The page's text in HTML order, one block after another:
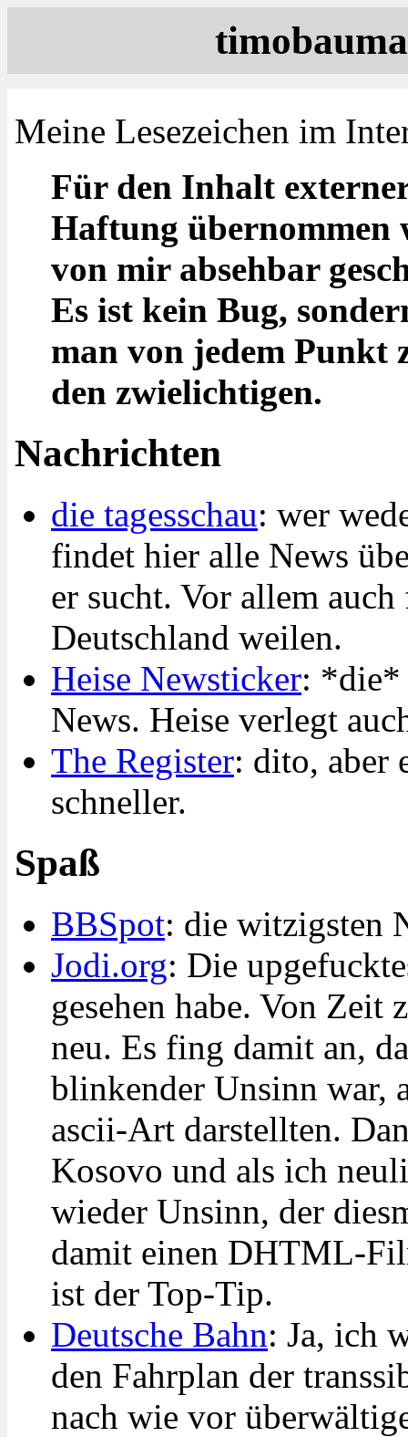
Meine Lesezeichen im
Für den Inhalt
Haftung übernommen
von mir absehbar
Es ist kein Bug,
man von jedem Punkt
den zwielichtigen.
Nachrichten
die tagesschau: wer
findet hier alle News
er sucht. Vor allem
Deutschland weilen.
Heise Newsticker: *die*
News. Heise verlegt
The Register: dito, aber
schneller.
Spaß
BBSpot: die witzigsten
Jodi.org: Die
gesehen habe. Von
neu. Es fing damit an,
blinkender Unsinn war,
ascii-Art darstellten.
Kosovo und als ich
wieder Unsinn, der
damit einen DHTML-
ist der Top-Tip.
Deutsche Bahn: Ja, ich
den Fahrplan der
nach wie vor